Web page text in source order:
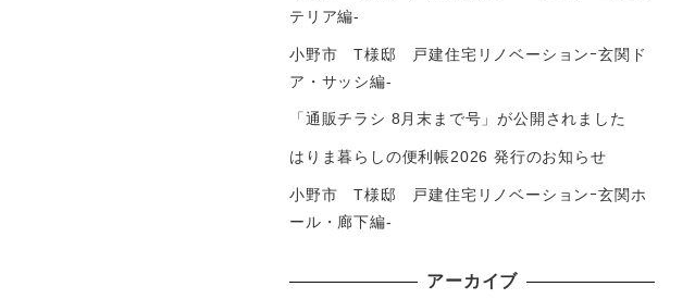
テリア編-
小野市 T様邸 戸建住宅リノベーションｰ玄関ド
ア・サッシ編-
「通販チラシ 8月末まで号」が公開されました
はりま暮らしの便利帳2026 発行のお知らせ
小野市 T様邸 戸建住宅リノベーションｰ玄関ホ
ール・廊下編-
アーカイブ